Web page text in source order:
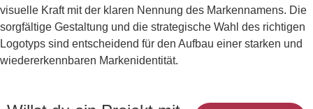
visuelle Kraft mit der klaren Nennung des Markennamens. Die
sorgfältige Gestaltung und die strategische Wahl des richtigen
Logotyps sind entscheidend für den Aufbau einer starken und
wiedererkennbaren Markenidentität.